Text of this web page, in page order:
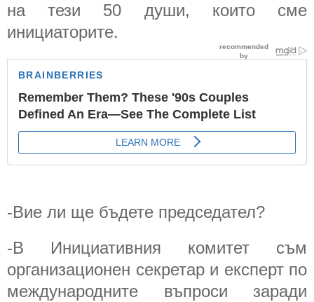
на тези 50 души, които сме
инициаторите.
-Вие ли ще бъдете председател?
-В Инициативния комитет съм
организационен секретар и експерт по
международните въпроси заради